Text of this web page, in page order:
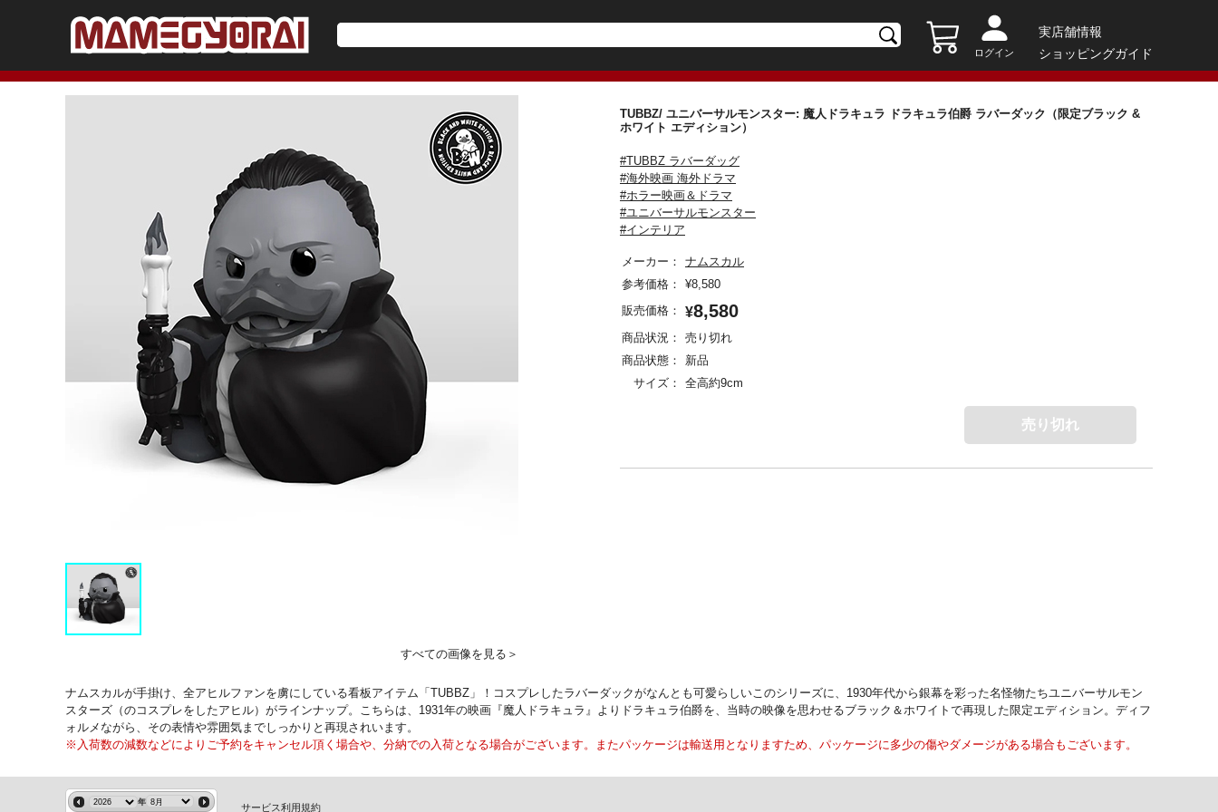
ログイン
実店舗情報
ショッピングガイド
すべての画像を見る＞
TUBBZ/ ユニバーサルモンスター: 魔人ドラキュラ ドラキュラ伯爵 ラバーダック（限定ブラック &
ホワイト エディション）
#TUBBZ ラバーダッグ
#海外映画 海外ドラマ
#ホラー映画＆ドラマ
#ユニバーサルモンスター
#インテリア
メーカー：
ナムスカル
参考価格：
¥8,580
販売価格：
¥8,580
商品状況：
売り切れ
商品状態：
新品
サイズ：
全高約9cm
売り切れ
ナムスカルが手掛け、全アヒルファンを虜にしている看板アイテム「TUBBZ」！コスプレしたラバーダックがなんとも可愛らしいこのシリーズに、1930年代から銀幕を彩った名怪物たちユニバーサルモン
スターズ（のコスプレをしたアヒル）がラインナップ。こちらは、1931年の映画『魔人ドラキュラ』よりドラキュラ伯爵を、当時の映像を思わせるブラック＆ホワイトで再現した限定エディション。ディフ
ォルメながら、その表情や雰囲気までしっかりと再現されいます。
※入荷数の減数などによりご予約をキャンセル頂く場合や、分納での入荷となる場合がございます。またパッケージは輸送用となりますため、パッケージに多少の傷やダメージがある場合もございます。
年
サービス利用規約